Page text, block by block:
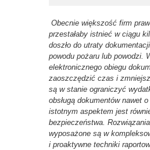
Obecnie większość firm
przestałaby istnieć w ciągu
doszło do utraty
powodu pożaru lub powodzi.
elektronicznego obiegu
zaoszczędzić czas i
są w stanie ograniczyć
obsługą dokumentów nawet
istotnym aspektem jest
bezpieczeństwa.
wyposażone są w
i proaktywne techniki